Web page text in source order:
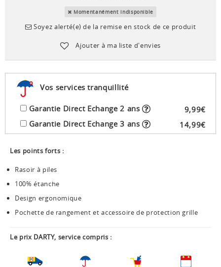
Momentanément indisponible
Soyez alerté(e) de la remise en stock de ce produit
Ajouter à ma liste d'envies
Vos services tranquillité
Garantie Direct Echange 2 ans 9,99€
Garantie Direct Echange 3 ans
14,99€
Les points forts :
Rasoir à piles
100% étanche
Design ergonomique
Pochette de rangement et accessoire de protection grille
Le prix DARTY, service compris :